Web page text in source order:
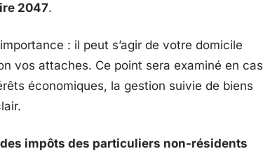
2047.
: il peut s’agir de votre domicile
vos attaches. Ce point sera examiné en cas
économiques, la gestion suivie de biens
impôts des particuliers non-résidents